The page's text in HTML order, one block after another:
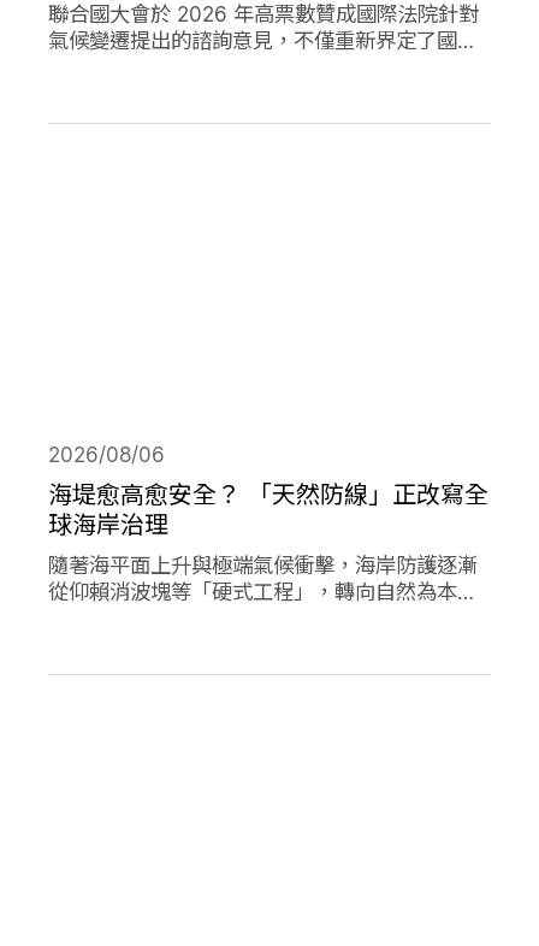
聯合國大會於 2026 年高票數贊成國際法院針對
氣候變遷提出的諮詢意見，不僅重新界定了國際
律責任的承諾。
海堤愈高愈安全？ 「天然防線」正改寫全
球海岸治理
2026/08/06
隨著海平面上升與極端氣候衝擊，海岸防護逐漸
從仰賴消波塊等「硬式工程」，轉向自然為本的
成為守護海岸的「天然防線」。